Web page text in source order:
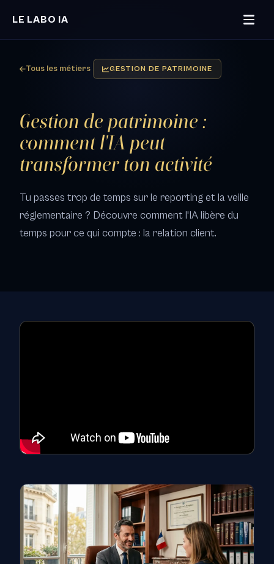
LE LABO IA
Tous les métiers GESTION DE PATRIMOINE
Gestion de patrimoine :
comment l'IA peut
transformer ton activité
Tu passes trop de temps sur le reporting et la veille
réglementaire ? Découvre comment l'IA libère du
temps pour ce qui compte : la relation client.